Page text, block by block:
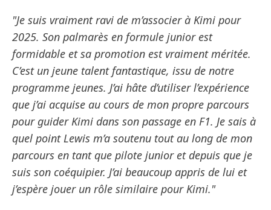
"Je suis vraiment ravi de m’associer à Kimi pour
2025. Son palmarès en formule junior est
formidable et sa promotion est vraiment méritée.
C’est un jeune talent fantastique, issu de notre
programme jeunes. J’ai hâte d’utiliser l’expérience
que j’ai acquise au cours de mon propre parcours
pour guider Kimi dans son passage en F1. Je sais à
quel point Lewis m’a soutenu tout au long de mon
parcours en tant que pilote junior et depuis que je
suis son coéquipier. J’ai beaucoup appris de lui et
j’espère jouer un rôle similaire pour Kimi."